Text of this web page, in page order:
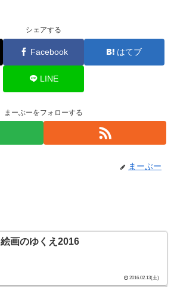
シェアする
Facebook はてブ
LINE
まーぶーをフォローする
まーぶー
絵画のゆくえ2016
2016.02.13(土)